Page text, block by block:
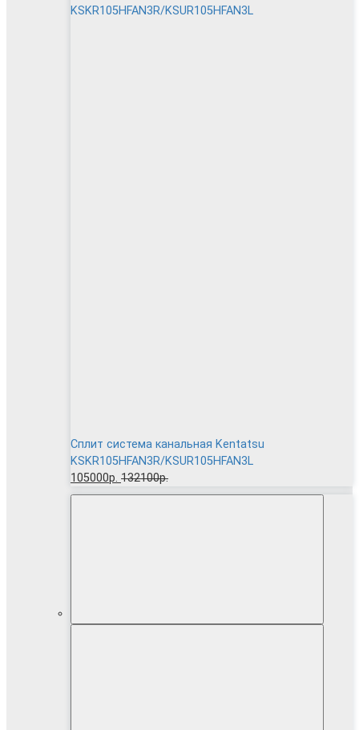
Сплит система канальная Kentatsu
KSKR105HFAN3R/KSUR105HFAN3L
105000р. 132100р.